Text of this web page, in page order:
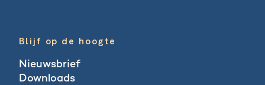
Blijf op de hoogte
Nieuwsbrief
Downloads